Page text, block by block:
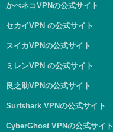
かべネコVPNの公式サイト
セカイVPN の公式サイト
スイカVPNの公式サイト
ミレンVPN の公式サイト
良之助VPNの公式サイト
Surfshark VPNの公式サイト
CyberGhost VPNの公式サイト